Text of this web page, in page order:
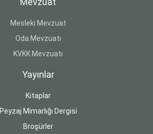
Mesleki Mevzuat
Oda Mevzuatı
KVKK Mevzuatı
Yayınlar
Kitaplar
Peyzaj Mimarlığı Dergisi
Broşürler